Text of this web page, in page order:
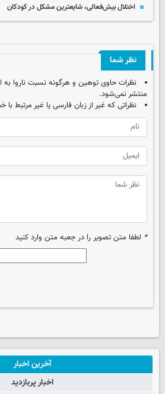
اختلال بیش‌فعالی، شایعترین مشکل در کودکان
نظر شما
نظرات حاوی توهین و هرگونه نسبت ناروا
منتشر نمی‌شود.
نظراتی که غیر از زبان فارسی یا غیر مرتبط
* لطفا متن تصویر را در جعبه متن وارد کنید
آخرین اخبار
اخبار پربازدید